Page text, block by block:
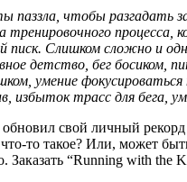
чтобы разгадать
тренировочного
писк. Слишком сложно и
детство, бег босиком,
умение
трасс для бега,
свой личный
то такое? Или, может
Заказать “Running with the